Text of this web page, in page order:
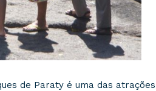
de Paraty é uma das atrações